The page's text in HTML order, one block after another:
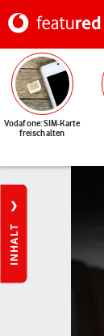
Vodafone: SIM-Karte
freischalten
INHALT